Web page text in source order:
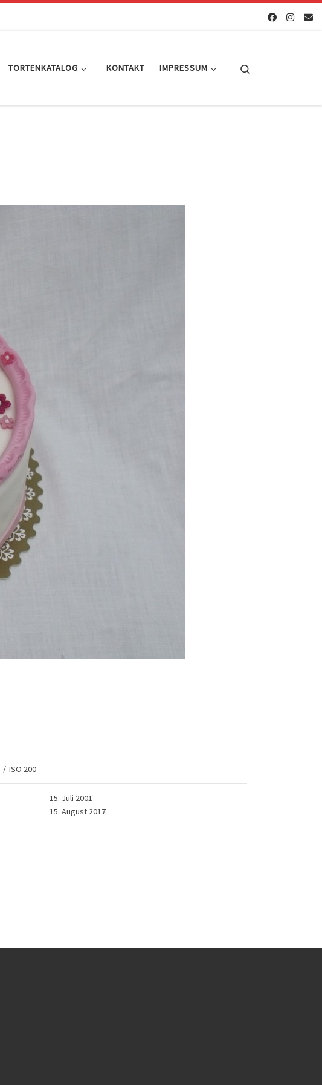
TORTENKATALOG KONTAKT IMPRESSUM
/ ISO 200
15. Juli 2001
15. August 2017